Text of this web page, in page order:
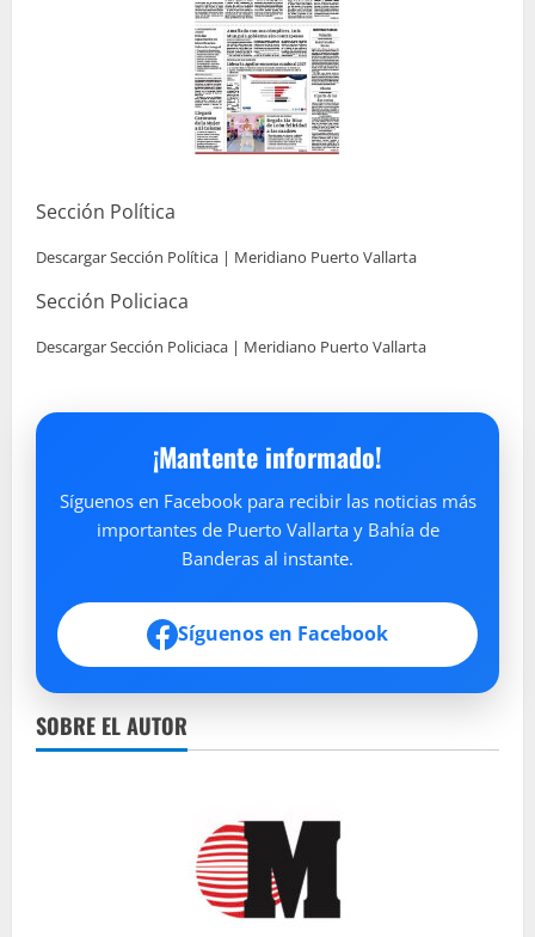
Sección Política
Descargar Sección Política | Meridiano Puerto Vallarta
Sección Policiaca
Descargar Sección Policiaca | Meridiano Puerto Vallarta
¡Mantente informado!
Síguenos en Facebook para recibir las noticias más
importantes de Puerto Vallarta y Bahía de
Banderas al instante.
Síguenos en Facebook
SOBRE EL AUTOR